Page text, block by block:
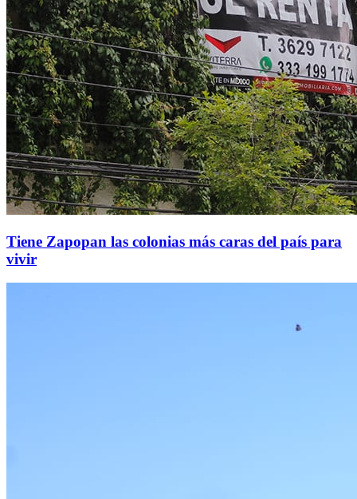
Tiene Zapopan las colonias más caras del país para
vivir